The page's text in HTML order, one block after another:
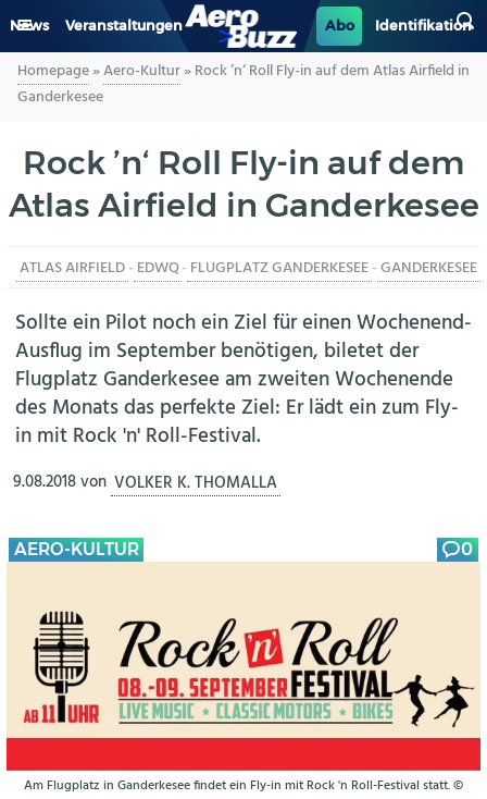
News Veranstaltungen Abo Identifikation
GENERAL AVIATION
LUFTVERKEHR
INDUSTRIE
HELIKOPTER
BERUFE
AERO-KULTUR
Homepage»Aero-Kultur»Rock ’n‘ Roll Fly-in auf dem Atlas Airfield in
Ganderkesee
Rock ’n‘ Roll Fly-in auf dem
Atlas Airfield in Ganderkesee
ATLAS AIRFIELD- EDWQ- FLUGPLATZ GANDERKESEE-GANDERKESEE
Sollte ein Pilot noch ein Ziel für einen Wochenend-
Ausflug im September benötigen, biletet der
Flugplatz Ganderkesee am zweiten Wochenende
des Monats das perfekte Ziel: Er lädt ein zum Fly-
in mit Rock 'n' Roll-Festival.
9.08.2018von VOLKER K. THOMALLA
AERO-KULTUR 0
Am Flugplatz in Ganderkesee findet ein Fly-in mit Rock 'n Roll-Festival statt. ©